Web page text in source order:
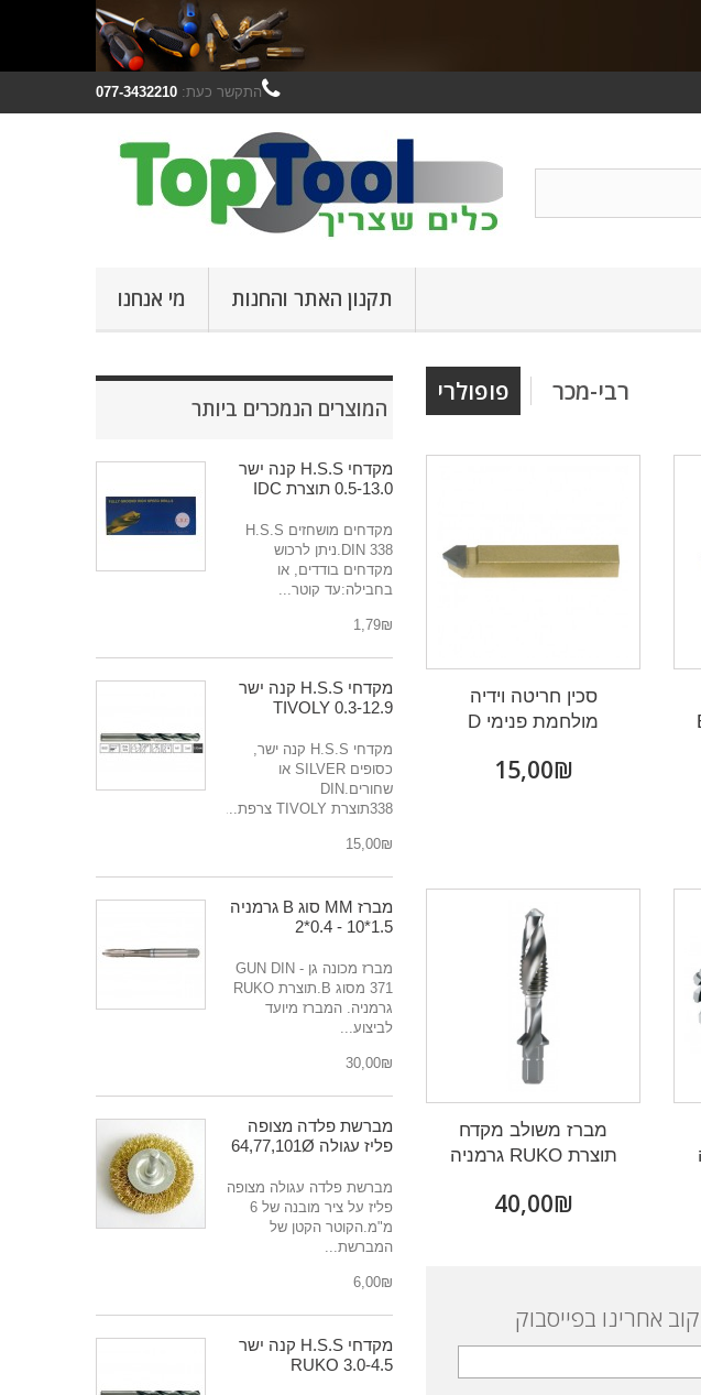
התקשר כעת: 077-3432210
מי אנחנו תקנון האתר והחנות
המוצרים הנמכרים ביותר
מקדחי H.S.S קנה ישר
0.5-13.0 תוצרת IDC
מקדחים מושחזים H.S.S
DIN 338.ניתן לרכוש
מקדחים בודדים, או
בחבילה:עד קוטר...
₪‎1,79
מקדחי H.S.S קנה ישר
0.3-12.9 TIVOLY
מקדחי H.S.S קנה ישר,
כסופים SILVER או
שחורים.DIN
338תוצרת TIVOLY צרפת....
₪‎15,00
מברז MM סוג B גרמניה
1.5*10 - 0.4*2
מברז מכונה גן - GUN DIN
371 מסוג B.תוצרת RUKO
גרמניה. המברז מיועד
לביצוע...
₪‎30,00
מברשת פלדה מצופה
פליז עגולה 64,77,101Ø
מברשת פלדה עגולה מצופה
פליז על ציר מובנה של 6
מ"מ.הקוטר הקטן של
המברשת...
₪‎6,00
מקדחי H.S.S קנה ישר
3.0-4.5 RUKO
פופולרי רבי-מכר
סכין חריטה וידיה
מולחמת פנימי D
₪‎15,00
מברז משולב מקדח
תוצרת RUKO גרמניה
₪‎40,00
אחרינו בפייסבוק